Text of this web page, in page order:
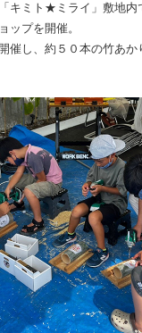
キミト★ミライ」敷地内
ップを開催。
催し、約５０本の竹あか